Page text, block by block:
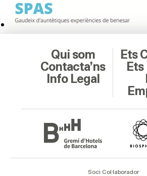
Qui som
Contacta’ns
Info Legal
Ets
Soci Col·laborador